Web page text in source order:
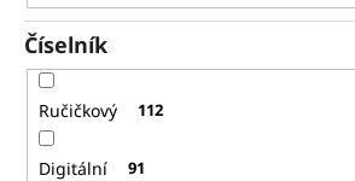
Číselník
Ručičkový 112
Digitální 91